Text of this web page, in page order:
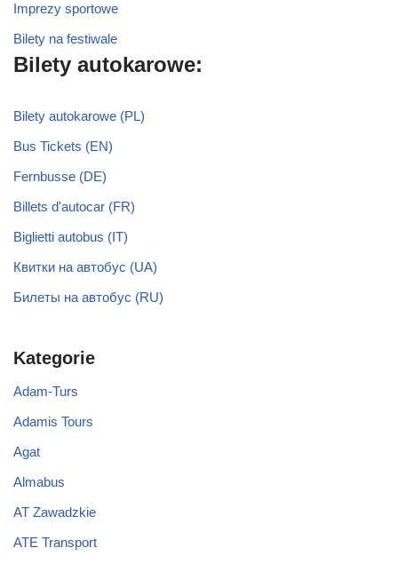
Imprezy sportowe
Bilety na festiwale
Bilety autokarowe:
Bilety autokarowe (PL)
Bus Tickets (EN)
Fernbusse (DE)
Billets d'autocar (FR)
Biglietti autobus (IT)
Квитки на автобус (UA)
Билеты на автобус (RU)
Kategorie
Adam-Turs
Adamis Tours
Agat
Almabus
AT Zawadzkie
ATE Transport